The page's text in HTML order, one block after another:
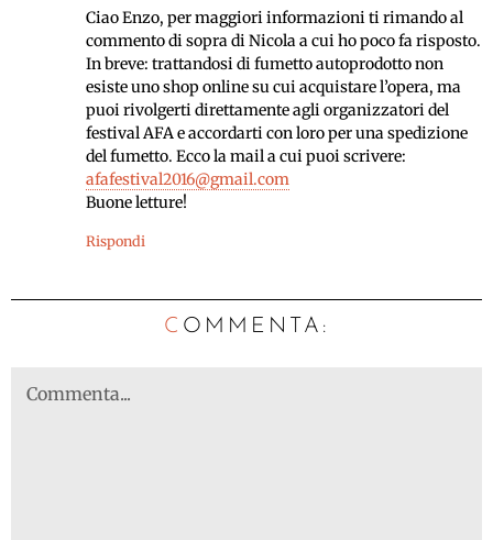
detto:
Ciao Enzo, per maggiori informazioni ti rimando al
commento di sopra di Nicola a cui ho poco fa risposto.
In breve: trattandosi di fumetto autoprodotto non
esiste uno shop online su cui acquistare l’opera, ma
puoi rivolgerti direttamente agli organizzatori del
festival AFA e accordarti con loro per una spedizione
del fumetto. Ecco la mail a cui puoi scrivere:
afafestival2016@gmail.com
Buone letture!
Rispondi
C OMMENTA: